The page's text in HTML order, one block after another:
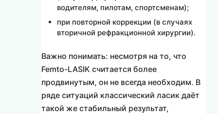
водителям, пилотам, спортсменам);
при повторной коррекции (в случаях
вторичной рефракционной хирургии).
Важно понимать: несмотря на то, что
Femto-LASIK считается более
продвинутым, он не всегда необходим. В
ряде ситуаций классический ласик даёт
такой же стабильный результат,